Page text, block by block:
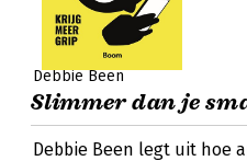
Debbie Been
Slimmer dan je
Debbie Been legt uit hoe